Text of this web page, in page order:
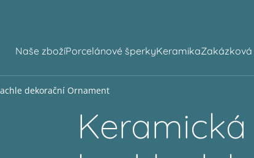
Naše zbožíPorcelánové šperkyKeramika
dekorační Ornament